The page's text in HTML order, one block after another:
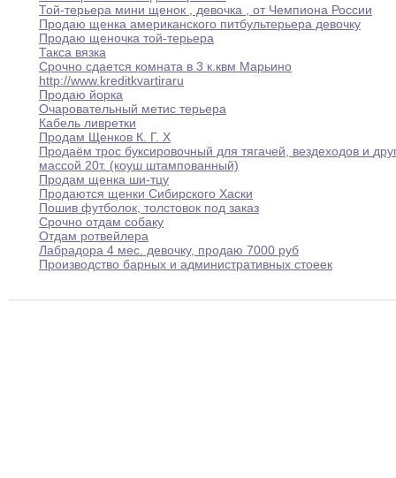
Той-терьера мини щенок , девочка , от Чемпиона России
Продаю щенка американского питбультерьера девочку
Продаю щеночка той-терьера
Такса вязка
Срочно сдается комната в 3 к.квм Марьино
http://www.kreditkvartiraru
Продаю йорка
Очаровательный метис терьера
Кабель ливретки
Продам Щенков К. Г. Х
Продаём трос буксировочный для тягачей, вездеходов и
массой 20т. (коуш штампованный)
Продам щенка ши-тцу
Продаются щенки Сибирского Хаски
Пошив футболок, толстовок под заказ
Срочно отдам собаку
Отдам ротвейлера
Лабрадора 4 мес. девочку, продаю 7000 руб
Производство барных и административных стоеек